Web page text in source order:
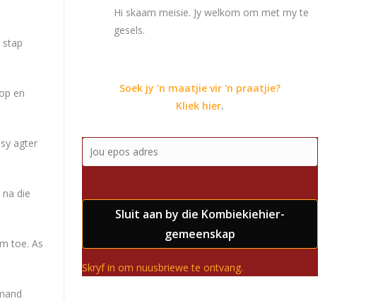
en
agter
die
toe. As
Hi skaam meisie. Jy welkom om met my te
gesels.
Soek jy 'n maatjie vir 'n praatjie?
Kliek hier.
Sluit aan by die Kombiekiehier-
gemeenskap
Skryf in om nuusbriewe te ontvang.